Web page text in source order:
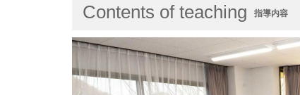
Contents of teaching 指導内容